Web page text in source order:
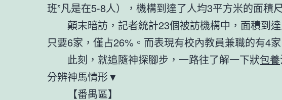
班”凡是在5-8人），機構到達了人均3平方米的面積
顛末暗訪，記者統計23個被訪機構中，面積到達
只要6家，僅占26%。而表現有校內教員兼職的有4
此刻，就追隨神探腳步，一路往了解一下狀包養
分辨神馬情形▼
【番禺區】